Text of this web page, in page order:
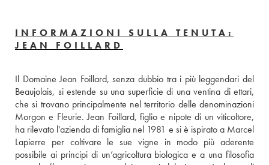
INFORMAZIONI SULLA TENUTA:
JEAN FOILLARD
Il Domaine Jean Foillard, senza dubbio tra i più leggendari del
Beaujolais, si estende su una superficie di una ventina di ettari,
che si trovano principalmente nel territorio delle denominazioni
Morgon e Fleurie. Jean Foillard, figlio e nipote di un viticoltore,
ha rilevato l'azienda di famiglia nel 1981 e si è ispirato a Marcel
Lapierre per coltivare le sue vigne in modo più aderente
possibile ai principi di un’agricoltura biologica e a una filosofia